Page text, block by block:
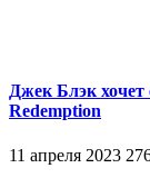
Джек Блэк
Redemption
11 апреля 2023